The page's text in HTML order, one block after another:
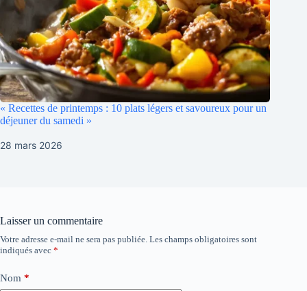
« Recettes de printemps : 10 plats légers et savoureux pour un
déjeuner du samedi »
28 mars 2026
Laisser un commentaire
Votre adresse e-mail ne sera pas publiée. Les champs obligatoires sont
indiqués avec *
Nom *